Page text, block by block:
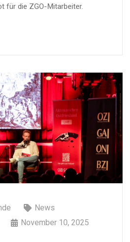
für die ZGO-Mitarbeiter.
News
November 10, 2025